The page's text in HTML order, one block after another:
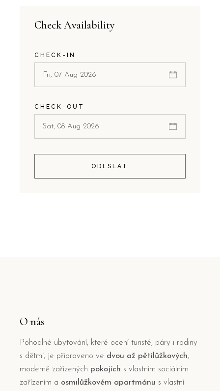
Check Availability
CHECK-IN
CHECK-OUT
ODESLAT
O nás
Pohodlné ubytování, které ocení turisté, páry i rodiny
s dětmi, je připraveno ve dvou až pětilůžkových,
moderně zařízených pokojích s vlastním sociálním
zařízením a osmilůžkovém apartmánu s vlastní